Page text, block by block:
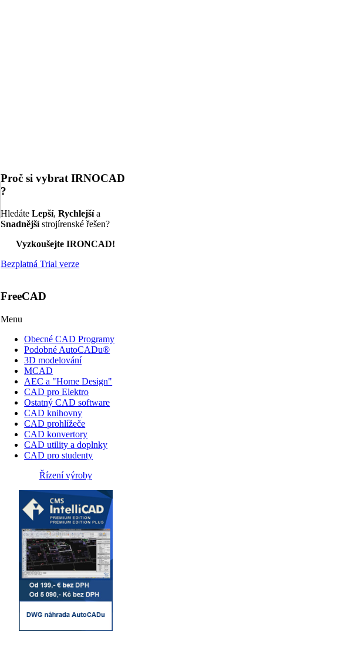
Proč si vybrat IRNOCAD
?
HledáteLepší,Rychlejšía
Snadnějšístrojírenské řešen?
Vyzkoušejte IRONCAD!
Bezplatná Trial verze
FreeCAD
Menu
Obecné CAD Programy
Podobné AutoCADu®
3D modelování
MCAD
AEC a "Home Design"
CAD pro Elektro
Ostatný CAD software
CAD knihovny
CAD prohlížeče
CAD konvertory
CAD utility a doplnky
CAD pro studenty
Řízení výroby